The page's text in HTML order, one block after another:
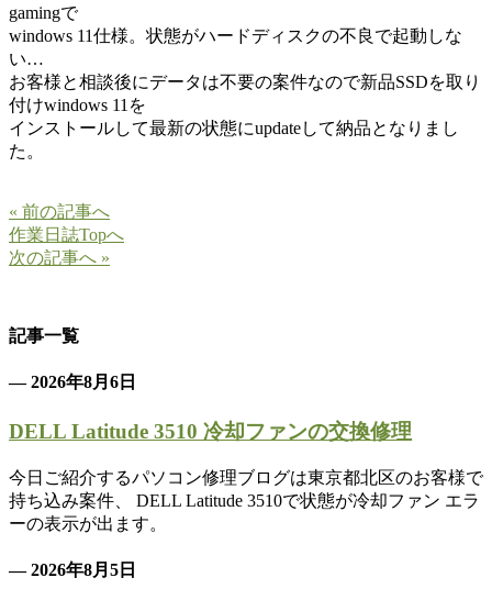
gamingで
windows 11仕様。状態がハードディスクの不良で起動しな
い…
お客様と相談後にデータは不要の案件なので新品SSDを取り
付けwindows 11を
インストールして最新の状態にupdateして納品となりまし
た。
« 前の記事へ
作業日誌Topへ
次の記事へ »
記事一覧
— 2026年8月6日
DELL Latitude 3510 冷却ファンの交換修理
今日ご紹介するパソコン修理ブログは東京都北区のお客様で
持ち込み案件、 DELL Latitude 3510で状態が冷却ファン エラ
ーの表示が出ます。
— 2026年8月5日